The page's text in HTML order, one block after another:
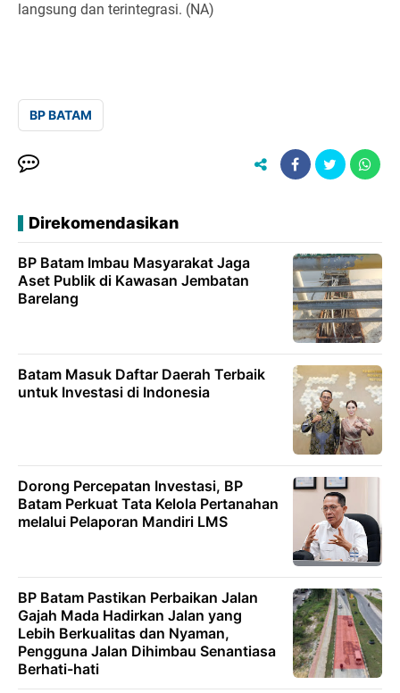
langsung dan terintegrasi. (NA)
BP BATAM
Direkomendasikan
BP Batam Imbau Masyarakat Jaga
Aset Publik di Kawasan Jembatan
Barelang
Batam Masuk Daftar Daerah Terbaik
untuk Investasi di Indonesia
Dorong Percepatan Investasi, BP
Batam Perkuat Tata Kelola Pertanahan
melalui Pelaporan Mandiri LMS
BP Batam Pastikan Perbaikan Jalan
Gajah Mada Hadirkan Jalan yang
Lebih Berkualitas dan Nyaman,
Pengguna Jalan Dihimbau Senantiasa
Berhati-hati